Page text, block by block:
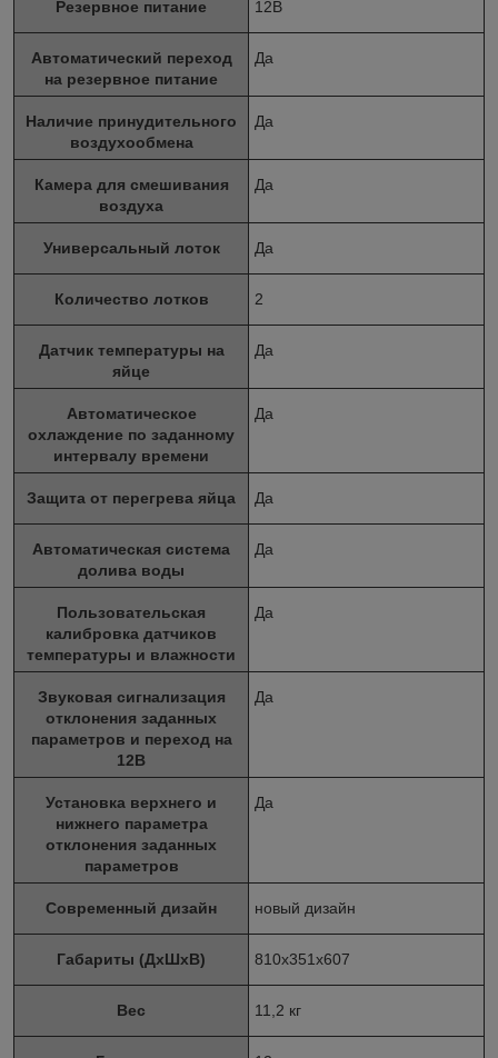
Резервное питание 12В
Автоматический переход
на резервное питание
Да
Наличие принудительного
воздухообмена
Да
Камера для смешивания
воздуха
Да
Универсальный лоток Да
Количество лотков 2
Датчик температуры на
яйце
Да
Автоматическое
охлаждение по заданному
интервалу времени
Да
Защита от перегрева яйца Да
Автоматическая система
долива воды
Да
Пользовательская
калибровка датчиков
температуры и влажности
Да
Звуковая сигнализация
отклонения заданных
параметров и переход на
12В
Да
Установка верхнего и
нижнего параметра
отклонения заданных
параметров
Да
Современный дизайн новый дизайн
Габариты (ДхШхВ) 810х351х607
Вес 11,2 кг